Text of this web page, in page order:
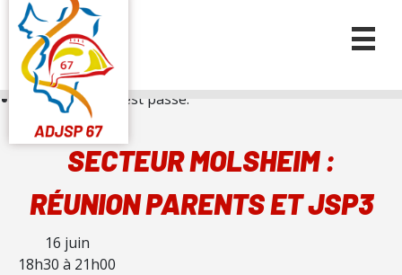
« Tous les Évènements
Cet évènement est passé.
SECTEUR MOLSHEIM :
RÉUNION PARENTS ET JSP3
16 juin
18h30 à 21h00